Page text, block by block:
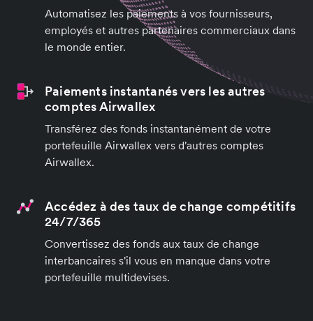
Automatisez les paiements à vos fournisseurs,
employés et autres partenaires commerciaux dans
le monde entier.
Paiements instantanés vers les autres
comptes Airwallex
Transférez des fonds instantanément de votre
portefeuille Airwallex vers d'autres comptes
Airwallex.
Accédez à des taux de change compétitifs
24/7/365
Convertissez des fonds aux taux de change
interbancaires s'il vous en manque dans votre
portefeuille multidevises.